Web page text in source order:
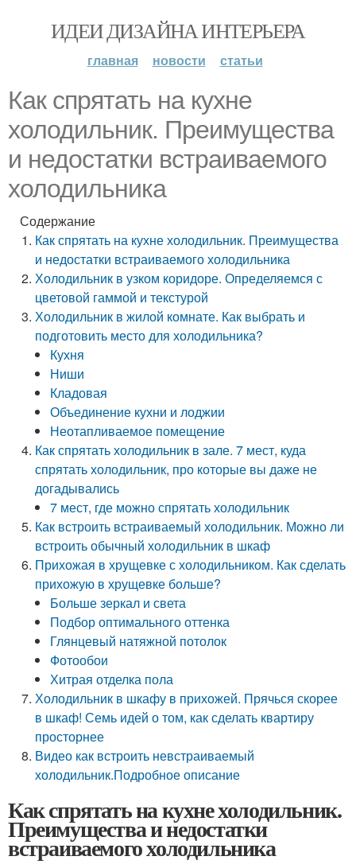
ИДЕИ ДИЗАЙНА ИНТЕРЬЕРА
главная новости статьи
Как спрятать на кухне
холодильник. Преимущества
и недостатки встраиваемого
холодильника
Содержание
Как спрятать на кухне холодильник. Преимущества
и недостатки встраиваемого холодильника
Холодильник в узком коридоре. Определяемся с
цветовой гаммой и текстурой
Холодильник в жилой комнате. Как выбрать и
подготовить место для холодильника?
Кухня
Ниши
Кладовая
Объединение кухни и лоджии
Неотапливаемое помещение
Как спрятать холодильник в зале. 7 мест, куда
спрятать холодильник, про которые вы даже не
догадывались
7 мест, где можно спрятать холодильник
Как встроить встраиваемый холодильник. Можно ли
встроить обычный холодильник в шкаф
Прихожая в хрущевке с холодильником. Как сделать
прихожую в хрущевке больше?
Больше зеркал и света
Подбор оптимального оттенка
Глянцевый натяжной потолок
Фотообои
Хитрая отделка пола
Холодильник в шкафу в прихожей. Прячься скорее
в шкаф! Семь идей о том, как сделать квартиру
просторнее
Видео как встроить невстраиваемый
холодильник.Подробное описание
Как спрятать на кухне холодильник.
Преимущества и недостатки
встраиваемого холодильника